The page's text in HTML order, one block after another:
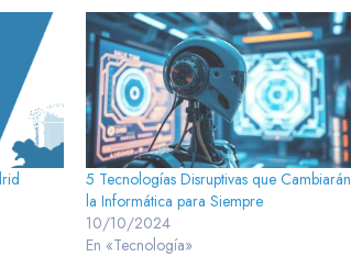
5 Tecnologías Disruptivas que Cambiarán
la Informática para Siempre
10/10/2024
En «Tecnología»